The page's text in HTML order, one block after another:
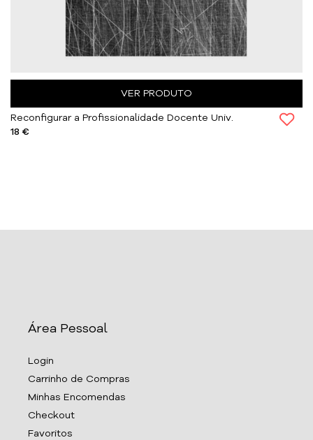
VER PRODUTO
Reconfigurar a Profissionalidade Docente Univ.
18 €
Área Pessoal
Login
Carrinho de Compras
Minhas Encomendas
Checkout
Favoritos